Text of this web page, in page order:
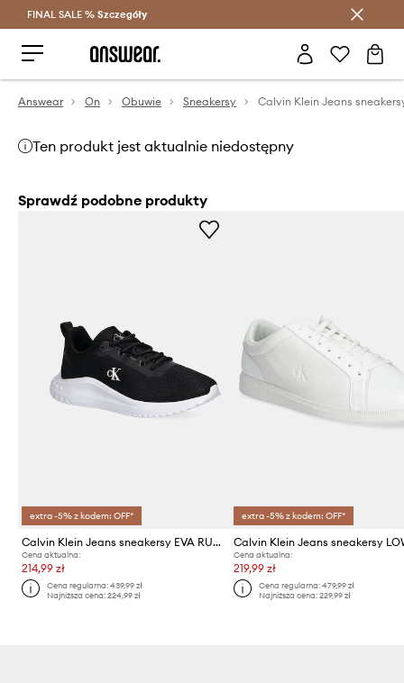
Oszczędzaj z Answear Club >
FINAL SALE % Szczegóły
Answear On Obuwie Sneakersy
Ten produkt jest aktualnie niedostępny
Sprawdź podobne produkty
extra -5% z kodem: OFF*
Calvin Klein Jeans sneakersy EVA RUNNER MIX MESH
Cena aktualna:
214,99 zł
Cena regularna:439,99 zł
Najniższa cena:224,99 zł
extra -5% z kodem: OFF*
Cena aktualna:
219,99 zł
Cena regularna: 479,99 zł
Najniższa cena: 229,99 zł